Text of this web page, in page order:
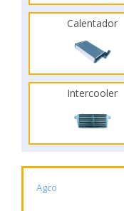
Calentador
Intercooler
Agco